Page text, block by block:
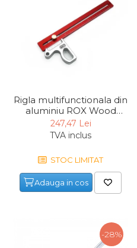
Rigla multifunctionala din
aluminiu ROX Wood
153ROX0012, 300 mm
247,47 Lei
TVA inclus
STOC LIMITAT
Adauga in cos
-28%